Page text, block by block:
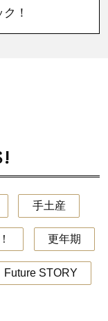
！
手土産
更年期
Future STORY